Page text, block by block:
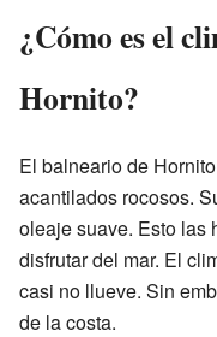
¿Cómo es el
Hornito?
El balneario de
acantilados rocosos.
oleaje suave. Esto las
disfrutar del mar. El
casi no llueve. Sin
de la costa.